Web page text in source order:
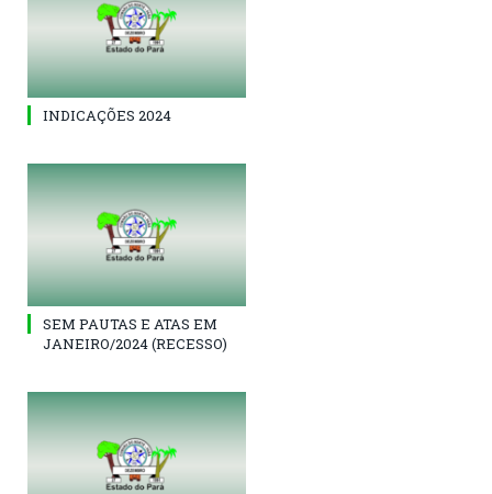
INDICAÇÕES 2024
SEM PAUTAS E ATAS EM
JANEIRO/2024 (RECESSO)